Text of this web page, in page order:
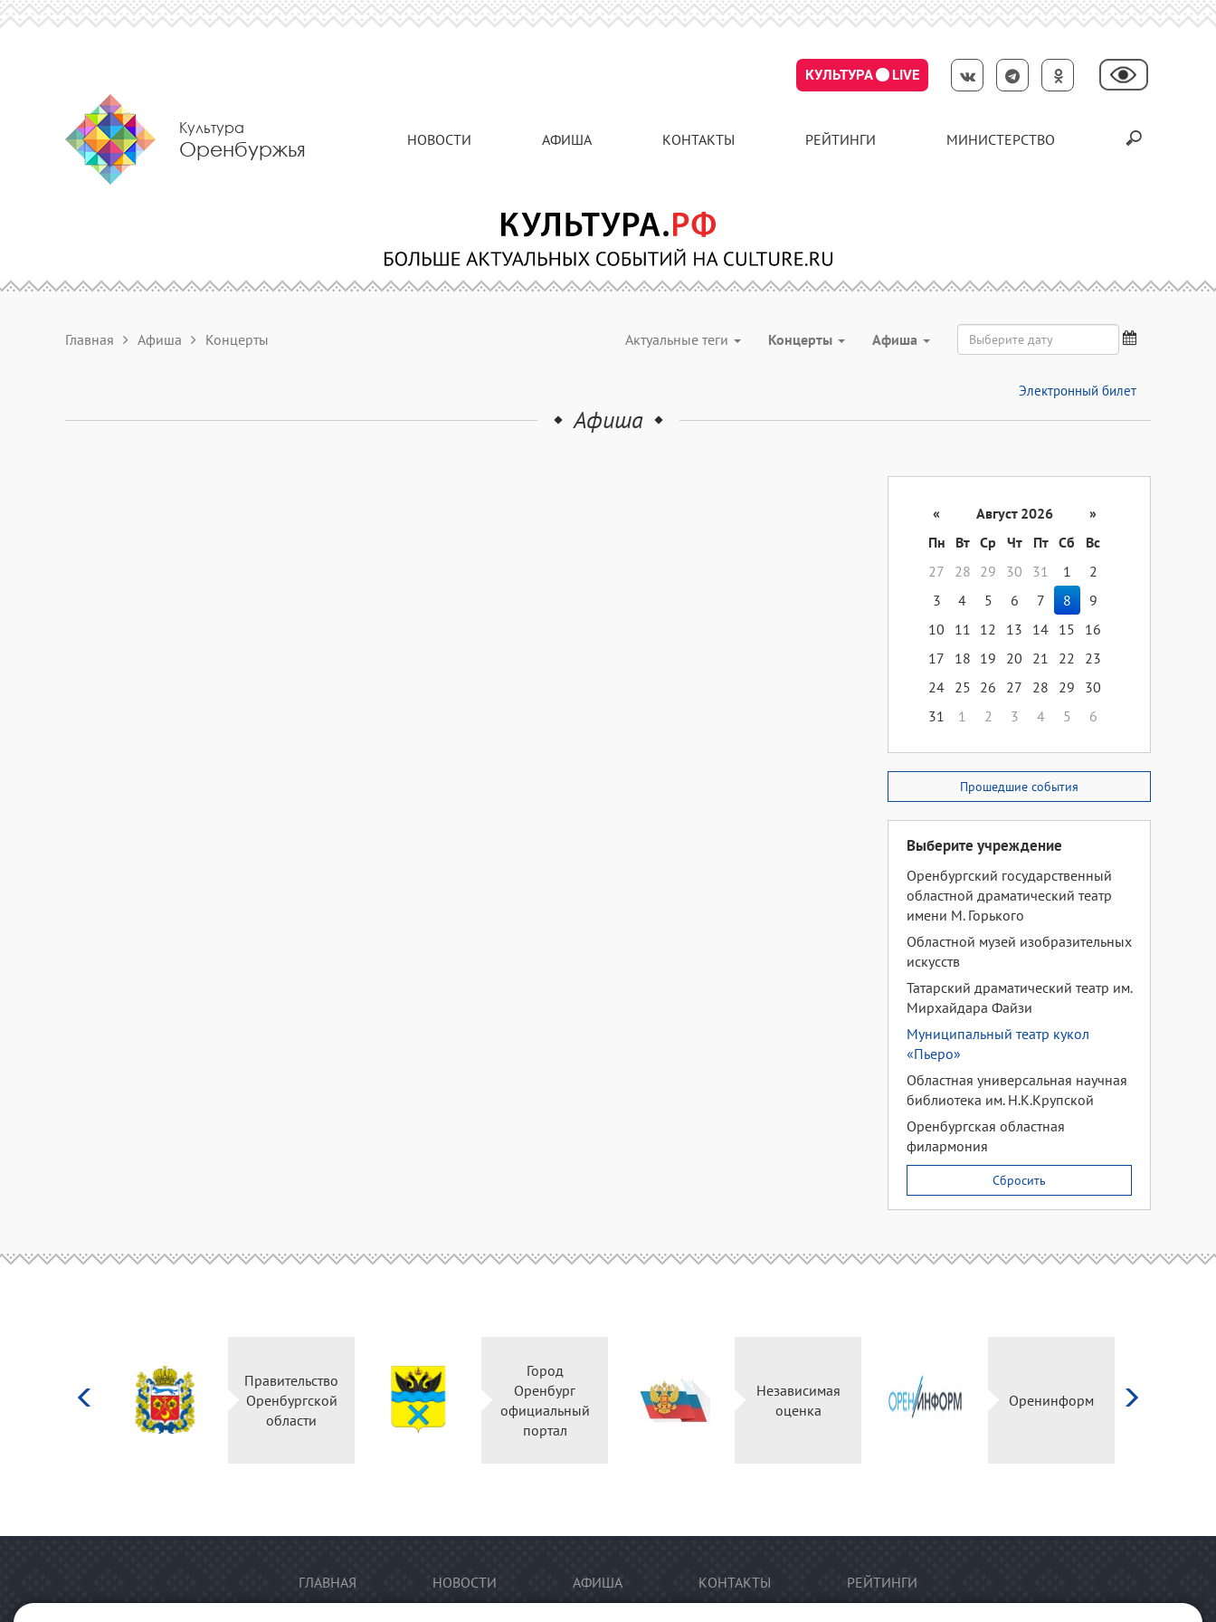
КУЛЬТУРА LIVE
Культура
Оренбуржья НОВОСТИ АФИША КОНТАКТЫ РЕЙТИНГИ МИНИСТЕРСТВО
Главная Афиша Концерты Актуальные теги Концерты Aфиша
Электронный билет
Афиша
« Август 2026
»
Пн
Вт Ср Чт Пт Сб
Вс
27
28 29 30 31 1
2
3
4 5 6 7 8
9
10
11 12 13 14 15
16
17
18 19 20 21 22
23
24 25 26 27 28 29
30
31
1 2 3 4 5 6
Прошедшие события
Выберите учреждение
Оренбургский государственный
областной драматический театр
имени М. Горького
Областной музей изобразительных
искусств
Татарский драматический театр им.
Мирхайдара Файзи
Муниципальный театр кукол
«Пьеро»
Областная универсальная научная
библиотека им. Н.К.Крупской
Оренбургская областная
филармония
Сбросить
Правительство
Оренбургской
области
Город
Оренбург
официальный
портал
Независимая
оценка
Оренинформ
ГЛАВНАЯ НОВОСТИ АФИША КОНТАКТЫ РЕЙТИНГИ